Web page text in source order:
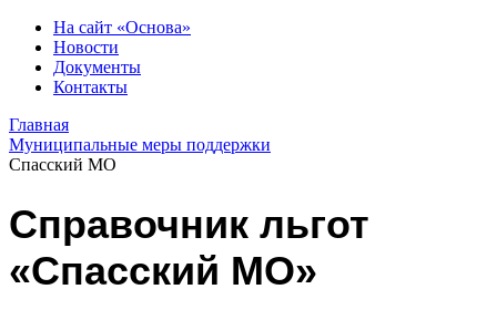
На сайт «Основа»
Новости
Документы
Контакты
Главная
Муниципальные меры поддержки
Спасский МО
Справочник льгот
«Спасский МО»